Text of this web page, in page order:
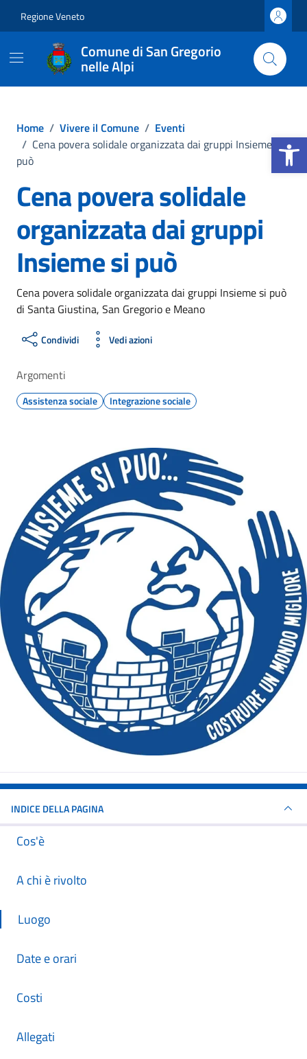
Apri la
Regione Veneto
Comune di San Gregorio
nelle Alpi
Home / Vivere il Comune / Eventi
/ Cena povera solidale organizzata dai gruppi Insieme si
può
Cena povera solidale
organizzata dai gruppi
Insieme si può
Cena povera solidale organizzata dai gruppi Insieme si può
di Santa Giustina, San Gregorio e Meano
Condividi Vedi azioni
Argomenti
Assistenza sociale Integrazione sociale
INDICE DELLA PAGINA
Cos'è
A chi è rivolto
Luogo
Date e orari
Costi
Allegati